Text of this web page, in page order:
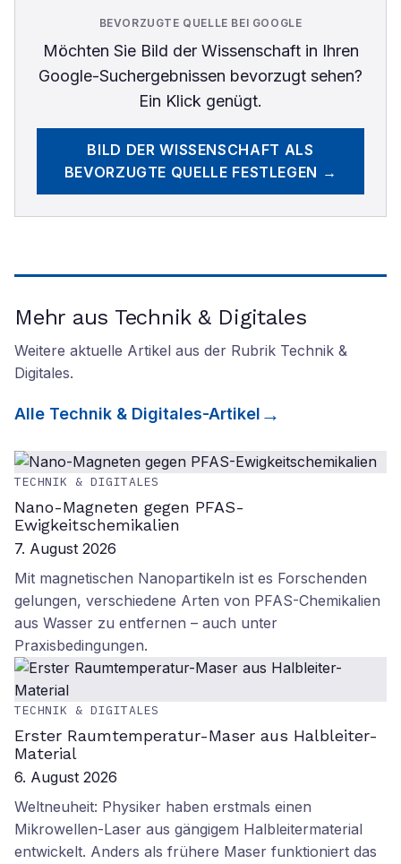
BEVORZUGTE QUELLE BEI GOOGLE
Möchten Sie Bild der Wissenschaftin Ihren
Google-Suchergebnissen bevorzugt sehen?
Ein Klick genügt.
BILD DER WISSENSCHAFT ALS
BEVORZUGTE QUELLE FESTLEGEN →
Mehr aus Technik & Digitales
Weitere aktuelle Artikel aus der Rubrik Technik &
Digitales.
Alle Technik & Digitales-Artikel
TECHNIK & DIGITALES
Nano-Magneten gegen PFAS-
Ewigkeitschemikalien
7. August 2026
Mit magnetischen Nanopartikeln ist es Forschenden
gelungen, verschiedene Arten von PFAS-Chemikalien
aus Wasser zu entfernen – auch unter
Praxisbedingungen.
TECHNIK & DIGITALES
Erster Raumtemperatur-Maser aus Halbleiter-
Material
6. August 2026
Weltneuheit: Physiker haben erstmals einen
Mikrowellen-Laser aus gängigem Halbleitermaterial
entwickelt. Anders als frühere Maser funktioniert das